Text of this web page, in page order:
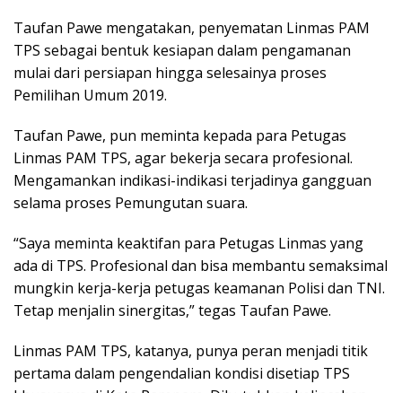
Taufan Pawe mengatakan, penyematan Linmas PAM
TPS sebagai bentuk kesiapan dalam pengamanan
mulai dari persiapan hingga selesainya proses
Pemilihan Umum 2019.
Taufan Pawe, pun meminta kepada para Petugas
Linmas PAM TPS, agar bekerja secara profesional.
Mengamankan indikasi-indikasi terjadinya gangguan
selama proses Pemungutan suara.
“Saya meminta keaktifan para Petugas Linmas yang
ada di TPS. Profesional dan bisa membantu semaksimal
mungkin kerja-kerja petugas keamanan Polisi dan TNI.
Tetap menjalin sinergitas,” tegas Taufan Pawe.
Linmas PAM TPS, katanya, punya peran menjadi titik
pertama dalam pengendalian kondisi disetiap TPS